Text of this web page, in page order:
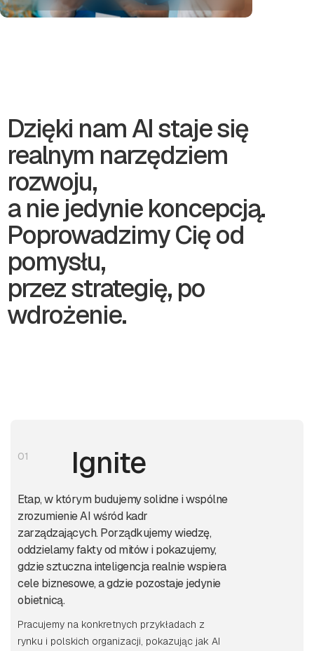
Dzięki nam AI staje się
realnym narzędziem
rozwoju,
a nie jedynie koncepcją.
Poprowadzimy Cię od
pomysłu,
przez strategię, po
wdrożenie.
01 Ignite
Etap, w którym budujemy solidne i wspólne
zrozumienie AI wśród kadr
zarządzających. Porządkujemy wiedzę,
oddzielamy fakty od mitów i pokazujemy,
gdzie sztuczna inteligencja realnie wspiera
cele biznesowe, a gdzie pozostaje jedynie
obietnicą.
Pracujemy na konkretnych przykładach z
rynku i polskich organizacji, pokazując jak AI